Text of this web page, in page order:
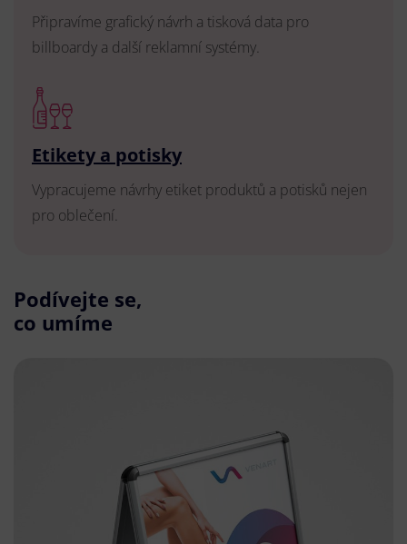
Připravíme grafický návrh a tisková data pro
billboardy a další reklamní systémy.
Etikety a potisky
Vypracujeme návrhy etiket produktů a potisků nejen
pro oblečení.
Podívejte se,
co umíme